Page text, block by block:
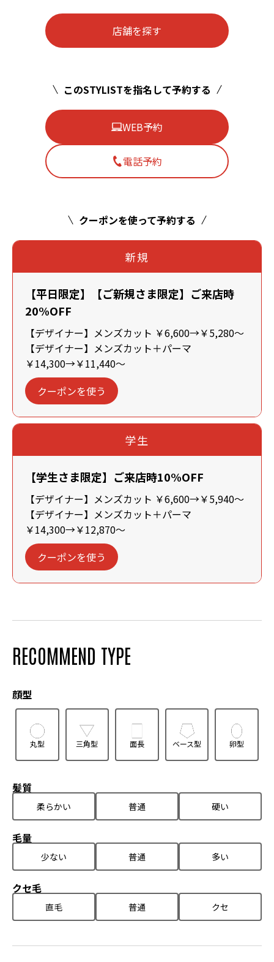
店舗を探す
このSTYLISTを指名して予約する
WEB予約
電話予約
クーポンを使って予約する
新規
【平日限定】【ご新規さま限定】ご来店時
20%OFF
【デザイナー】メンズカット ￥6,600→￥5,280～
【デザイナー】メンズカット＋パーマ
￥14,300→￥11,440～
クーポンを使う
学生
【学生さま限定】ご来店時10%OFF
【デザイナー】メンズカット ￥6,600→￥5,940～
【デザイナー】メンズカット＋パーマ
￥14,300→￥12,870～
クーポンを使う
RECOMMEND TYPE
顔型
丸型 三角型 面長 ベース型 卵型
髪質
柔らかい 普通 硬い
毛量
少ない 普通 多い
クセ毛
直毛 普通 クセ